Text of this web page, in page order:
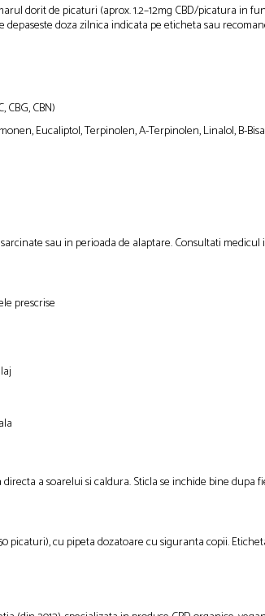
dorit de picaturi (aprox. 1.2–12mg CBD/picatura
doza zilnica indicata pe eticheta sau
CBG, CBN)
Eucaliptol, Terpinolen, A-Terpinolen, Linalol, B-
sau in perioada de alaptare. Consultati
prescrise
a soarelui si caldura. Sticla se inchide bine
picaturi), cu pipeta dozatoare cu siguranta copii.